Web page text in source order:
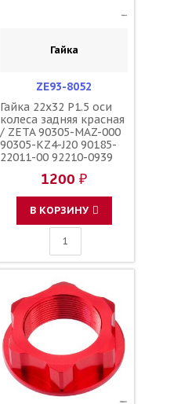
Гайка
ZE93-8052
Гайка 22x32 P1.5 оси
колеса задняя красная
/ ZETA 90305-MAZ-000
90305-KZ4-J20 90185-
22011-00 92210-0939
1200 ₽
В КОРЗИНУ